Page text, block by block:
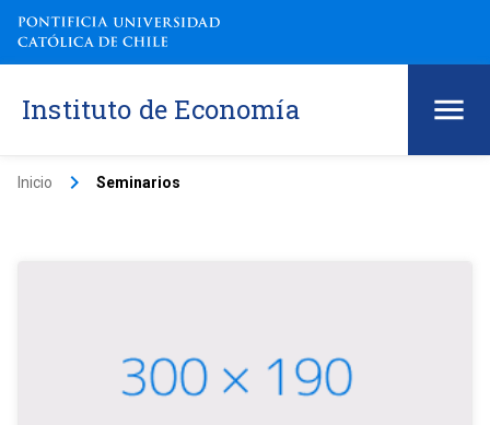
Instituto de Economía
Inicio keyboard_arrow_right Seminarios